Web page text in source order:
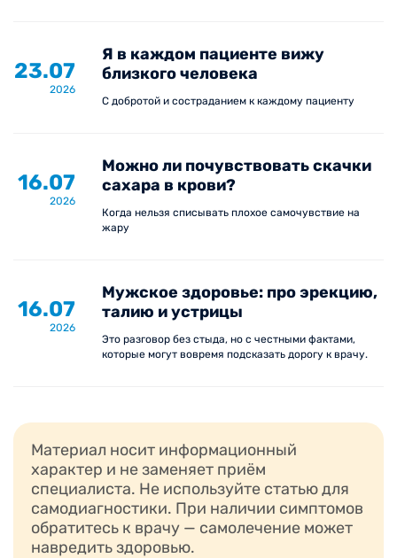
23.07
2026
Я в каждом пациенте вижу
близкого человека
С добротой и состраданием к каждому пациенту
16.07
2026
Можно ли почувствовать скачки
сахара в крови?
Когда нельзя списывать плохое самочувствие на
жару
16.07
2026
Мужское здоровье: про эрекцию,
талию и устрицы
Это разговор без стыда, но с честными фактами,
которые могут вовремя подсказать дорогу к врачу.
Материал носит информационный
характер и не заменяет приём
специалиста. Не используйте статью для
самодиагностики. При наличии симптомов
обратитесь к врачу — самолечение может
навредить здоровью.